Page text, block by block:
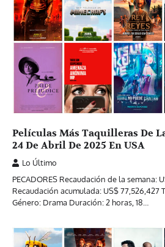
Películas Más Taquilleras De
24 De Abril De 2025 En USA
Lo Último
PECADORES Recaudación de la semana:
Recaudación acumulada: US$
Género: Drama Duración: 2 horas, 18…